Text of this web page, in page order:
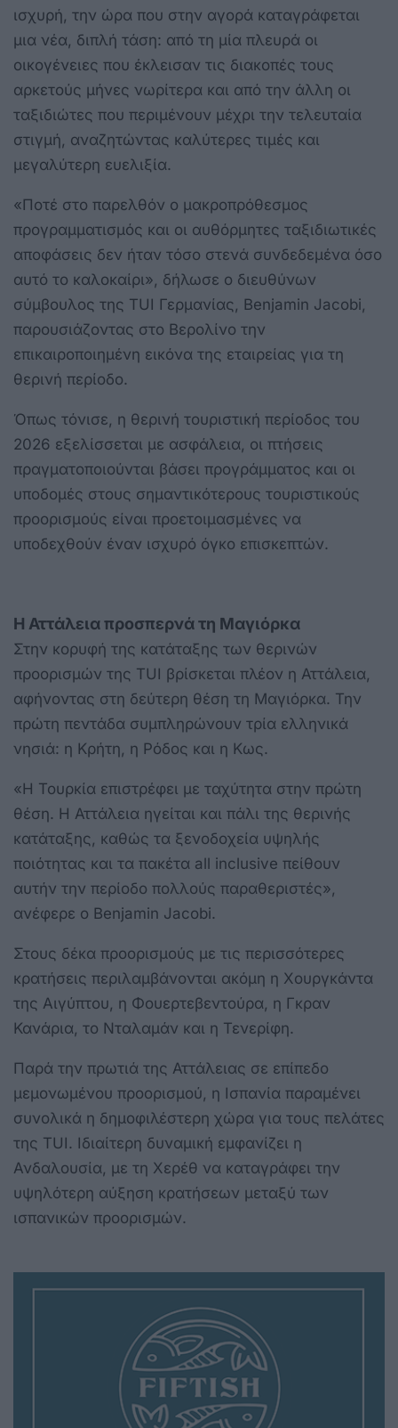
ισχυρή, την ώρα που στην αγορά καταγράφεται
μια νέα, διπλή τάση: από τη μία πλευρά οι
οικογένειες που έκλεισαν τις διακοπές τους
αρκετούς μήνες νωρίτερα και από την άλλη οι
ταξιδιώτες που περιμένουν μέχρι την τελευταία
στιγμή, αναζητώντας καλύτερες τιμές και
μεγαλύτερη ευελιξία.
«Ποτέ στο παρελθόν ο μακροπρόθεσμος
προγραμματισμός και οι αυθόρμητες ταξιδιωτικές
αποφάσεις δεν ήταν τόσο στενά συνδεδεμένα όσο
αυτό το καλοκαίρι», δήλωσε ο διευθύνων
σύμβουλος της TUI Γερμανίας, Benjamin Jacobi,
παρουσιάζοντας στο Βερολίνο την
επικαιροποιημένη εικόνα της εταιρείας για τη
θερινή περίοδο.
Όπως τόνισε, η θερινή τουριστική περίοδος του
2026 εξελίσσεται με ασφάλεια, οι πτήσεις
πραγματοποιούνται βάσει προγράμματος και οι
υποδομές στους σημαντικότερους τουριστικούς
προορισμούς είναι προετοιμασμένες να
υποδεχθούν έναν ισχυρό όγκο επισκεπτών.
Η Αττάλεια προσπερνά τη Μαγιόρκα
Στην κορυφή της κατάταξης των θερινών
προορισμών της TUI βρίσκεται πλέον η Αττάλεια,
αφήνοντας στη δεύτερη θέση τη Μαγιόρκα. Την
πρώτη πεντάδα συμπληρώνουν τρία ελληνικά
νησιά: η Κρήτη, η Ρόδος και η Κως.
«Η Τουρκία επιστρέφει με ταχύτητα στην πρώτη
θέση. Η Αττάλεια ηγείται και πάλι της θερινής
κατάταξης, καθώς τα ξενοδοχεία υψηλής
ποιότητας και τα πακέτα all inclusive πείθουν
αυτήν την περίοδο πολλούς παραθεριστές»,
ανέφερε ο Benjamin Jacobi.
Στους δέκα προορισμούς με τις περισσότερες
κρατήσεις περιλαμβάνονται ακόμη η Χουργκάντα
της Αιγύπτου, η Φουερτεβεντούρα, η Γκραν
Κανάρια, το Νταλαμάν και η Τενερίφη.
Παρά την πρωτιά της Αττάλειας σε επίπεδο
μεμονωμένου προορισμού, η Ισπανία παραμένει
συνολικά η δημοφιλέστερη χώρα για τους πελάτες
της TUI. Ιδιαίτερη δυναμική εμφανίζει η
Ανδαλουσία, με τη Χερέθ να καταγράφει την
υψηλότερη αύξηση κρατήσεων μεταξύ των
ισπανικών προορισμών.